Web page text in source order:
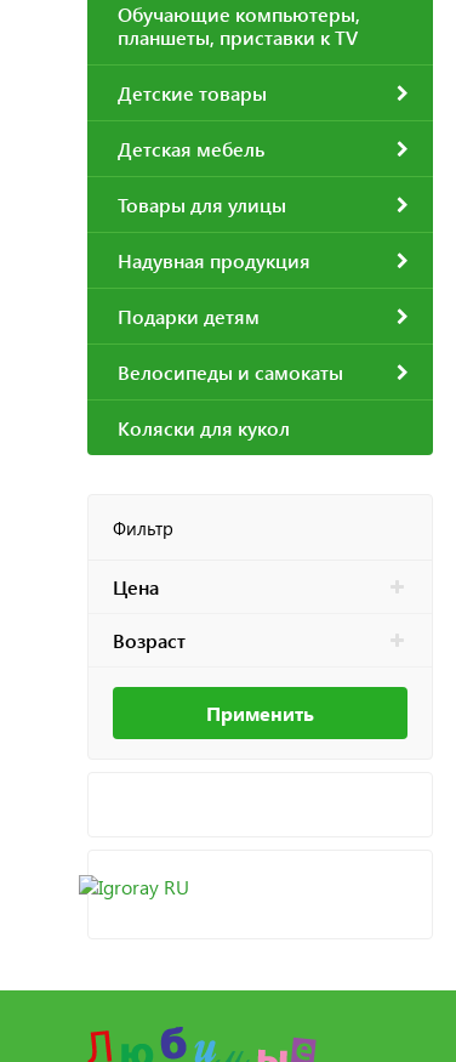
Обучающие компьютеры,
планшеты, приставки к TV
Детские товары
Детская мебель
Товары для улицы
Надувная продукция
Подарки детям
Велосипеды и самокаты
Коляски для кукол
Фильтр
Цена
Возраст
Применить